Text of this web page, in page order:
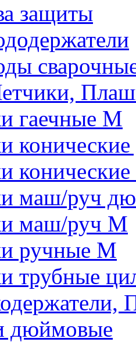
защиты
гаечные М
маш/руч
маш/руч М
ручные М
трубные
дюймовые